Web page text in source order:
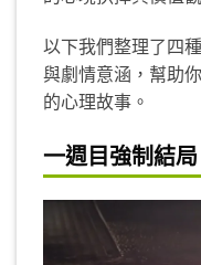
以下我們整理了四
與劇情意涵，幫助
的心理故事。
一週目強制結